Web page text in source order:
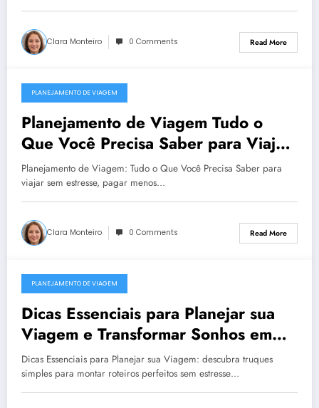
Clara Monteiro 0 Comments Read More
December 23, 2025
PLANEJAMENTO DE VIAGEM
Planejamento de Viagem Tudo o
Que Você Precisa Saber para Viajar
Sem Estresse e Pagar Menos
Planejamento de Viagem: Tudo o Que Você Precisa Saber para
viajar sem estresse, pagar menos…
Clara Monteiro 0 Comments Read More
December 23, 2025
PLANEJAMENTO DE VIAGEM
Dicas Essenciais para Planejar sua
Viagem e Transformar Sonhos em
Roteiros Perfeitos sem Estresse
Dicas Essenciais para Planejar sua Viagem: descubra truques
simples para montar roteiros perfeitos sem estresse…